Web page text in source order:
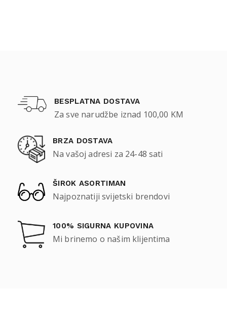
BESPLATNA DOSTAVA
Za sve narudžbe iznad 100,00 KM
BRZA DOSTAVA
Na vašoj adresi za 24-48 sati
ŠIROK ASORTIMAN
Najpoznatiji svijetski brendovi
100% SIGURNA KUPOVINA
Mi brinemo o našim klijentima